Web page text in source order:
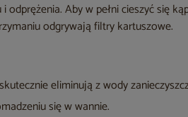
Aby w pełni cieszyć się
odgrywają filtry kartuszowe.
eliminują z wody
się w wannie.